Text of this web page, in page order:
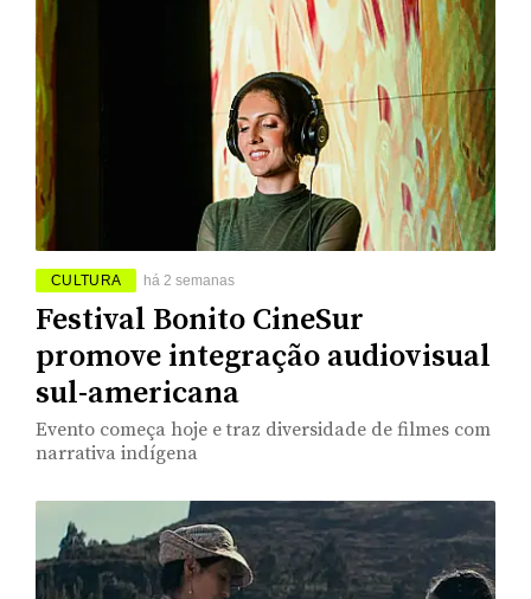
CULTURA há 2 semanas
Festival Bonito CineSur
promove integração audiovisual
sul-americana
Evento começa hoje e traz diversidade de filmes com
narrativa indígena